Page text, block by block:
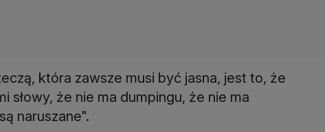
która zawsze musi być jasna, jest to, że
słowy, że nie ma dumpingu, że nie ma
naruszane".